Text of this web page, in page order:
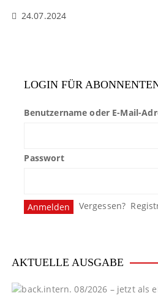
24.07.2024
LOGIN FÜR
Benutzername oder E-Mail-
Passwort
Vergessen?
AKTUELLE AUSGABE